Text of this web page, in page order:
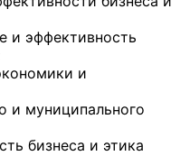
и эффективность
и
и муниципального
бизнеса и этика